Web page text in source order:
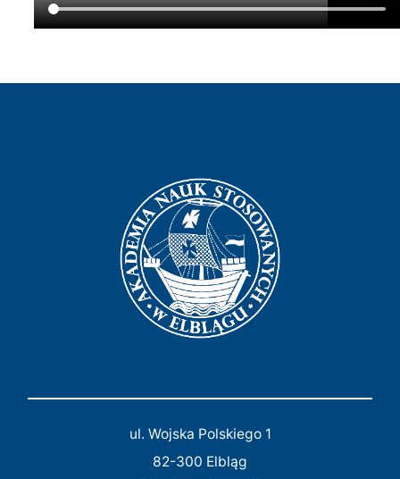
ul. Wojska Polskiego 1
82-300 Elbląg